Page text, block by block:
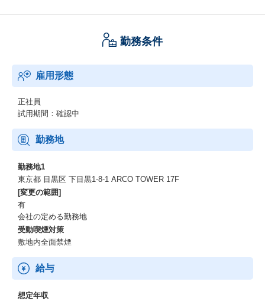
勤務条件
雇用形態
正社員
試用期間：確認中
勤務地
勤務地1
東京都 目黒区 下目黒1-8-1 ARCO TOWER 17F
[変更の範囲]
有
会社の定める勤務地
受動喫煙対策
敷地内全面禁煙
給与
想定年収